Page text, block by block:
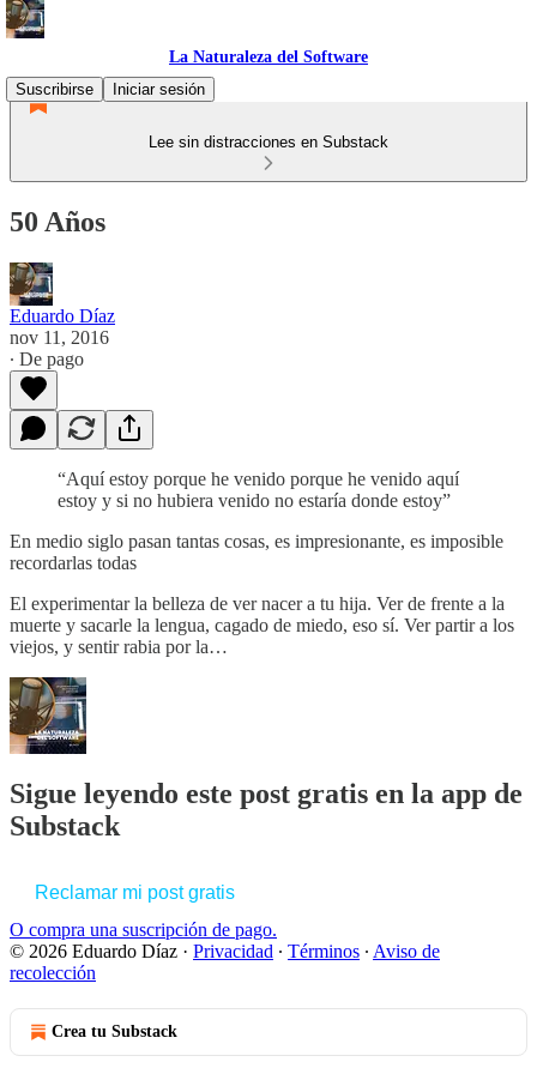
La Naturaleza del Software
Suscribirse
Iniciar sesión
Lee sin distracciones en Substack
50 Años
Eduardo Díaz
nov 11, 2016
∙ De pago
“Aquí estoy porque he venido porque he venido aquí
estoy y si no hubiera venido no estaría donde estoy”
En medio siglo pasan tantas cosas, es impresionante, es imposible
recordarlas todas
El experimentar la belleza de ver nacer a tu hija. Ver de frente a la
muerte y sacarle la lengua, cagado de miedo, eso sí. Ver partir a los
viejos, y sentir rabia por la…
Sigue leyendo este post gratis en la app de
Substack
Reclamar mi post gratis
O compra una suscripción de pago.
© 2026 Eduardo Díaz · Privacidad ∙ Términos ∙ Aviso de
recolección
Crea tu Substack